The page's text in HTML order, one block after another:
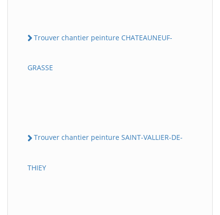
Trouver chantier peinture CHATEAUNEUF-
GRASSE
Trouver chantier peinture SAINT-VALLIER-DE-
THIEY